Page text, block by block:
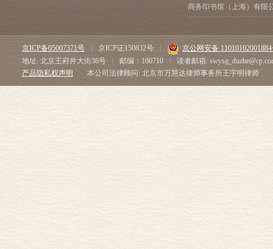
商务印书馆（上海）有限
京ICP备05007371号 京ICP证150832号
京公网安备
地址: 北京王府井大街36号
邮编：100710
读者邮箱:
产品隐私权声明
本公司法律顾问: 北京市万慧达律师事务所王宇明律师